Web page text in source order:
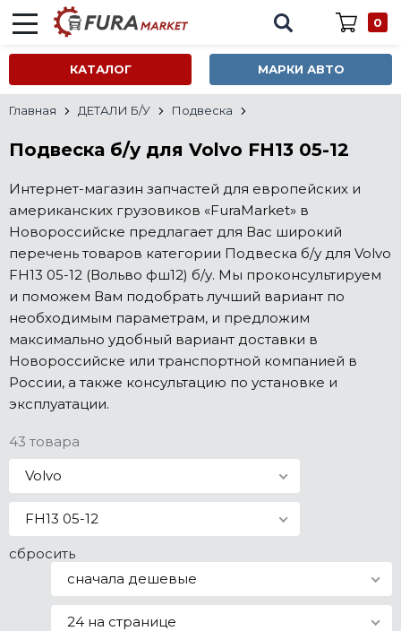
0
КАТАЛОГ МАРКИ АВТО
Главная ДЕТАЛИ Б/У Подвеска
Подвеска б/у для Volvo FH13 05-12
Интернет-магазин запчастей для европейских и
американских грузовиков «FuraMarket» в
Новороссийске предлагает для Вас широкий
перечень товаров категории Подвеска б/у для Volvo
FH13 05-12 (Вольво фш12) б/у. Мы проконсультируем
и поможем Вам подобрать лучший вариант по
необходимым параметрам, и предложим
максимально удобный вариант доставки в
Новороссийске или транспортной компанией в
России, а также консультацию по установке и
эксплуатации.
43 товара
Volvo
FH13 05-12
сбросить
сначала дешевые
24 на странице